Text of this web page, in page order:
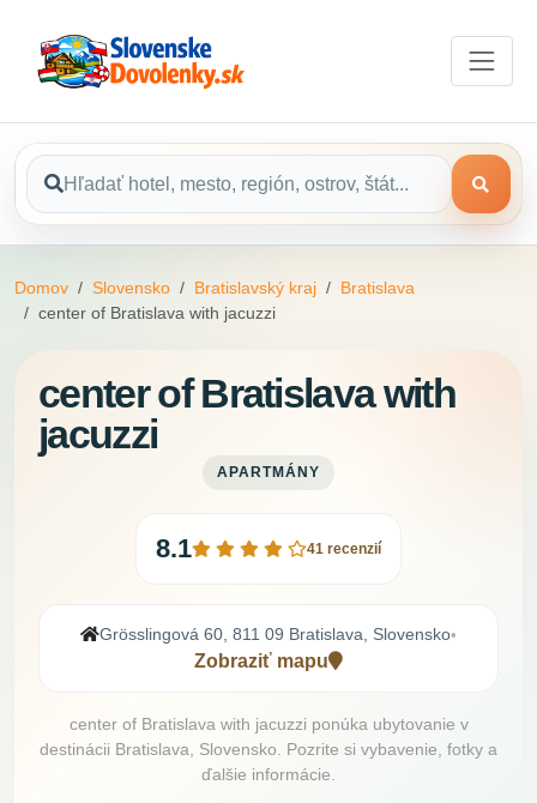
Domov Slovensko Bratislavský kraj
Bratislava
center of Bratislava with jacuzzi
center of Bratislava with
jacuzzi
APARTMÁNY
8.1 41 recenzií
Grösslingová 60, 811 09 Bratislava, Slovensko•
Zobraziť mapu
center of Bratislava with jacuzzi ponúka ubytovanie v
destinácii Bratislava, Slovensko. Pozrite si vybavenie, fotky a
ďalšie informácie.